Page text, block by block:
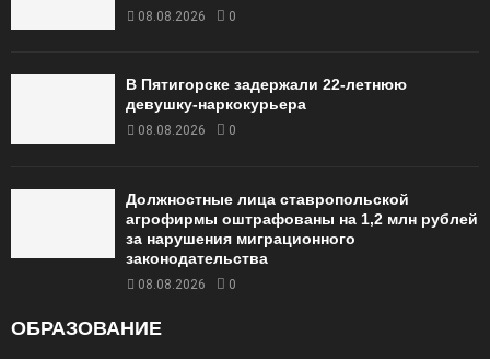
08.08.2026 0
В Пятигорске задержали 22-летнюю
девушку-наркокурьера
08.08.2026 0
Должностные лица ставропольской
агрофирмы оштрафованы на 1,2 млн рублей
за нарушения миграционного
законодательства
08.08.2026 0
ОБРАЗОВАНИЕ